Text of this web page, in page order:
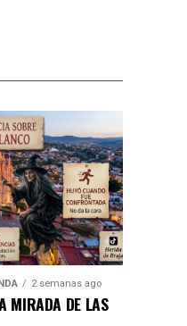
2 semanas ago
MIRADA DE LAS